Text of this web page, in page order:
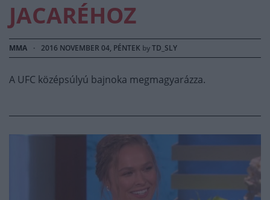
JACARÉHOZ
MMA · 2016 NOVEMBER 04, PÉNTEK byTD_SLY
A UFC középsúlyú bajnoka megmagyarázza.